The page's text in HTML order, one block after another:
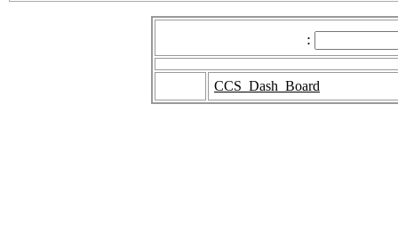
:
CCS_Dash_Board